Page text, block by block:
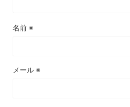
名前 ※
メール ※